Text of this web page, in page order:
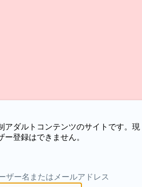
アダルトコンテンツのサイトです。現
ー登録はできません。
ザー名またはメールアドレス